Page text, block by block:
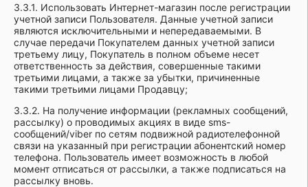
3.3.1. Использовать Интернет-магазин после регистрации
учетной записи Пользователя. Данные учетной записи
являются исключительными и непередаваемыми. В
случае передачи Покупателем данных учетной записи
третьему лицу, Покупатель в полном объеме несет
ответственность за действия, совершенные такими
третьими лицами, а также за убытки, причиненные
такими третьими лицами Продавцу;
3.3.2. На получение информации (рекламных сообщений,
рассылку) о проводимых акциях в виде sms-
сообщений/viber по сетям подвижной радиотелефонной
связи на указанный при регистрации абонентский номер
телефона. Пользователь имеет возможность в любой
момент отписаться от рассылки, а также подписаться на
рассылку вновь.